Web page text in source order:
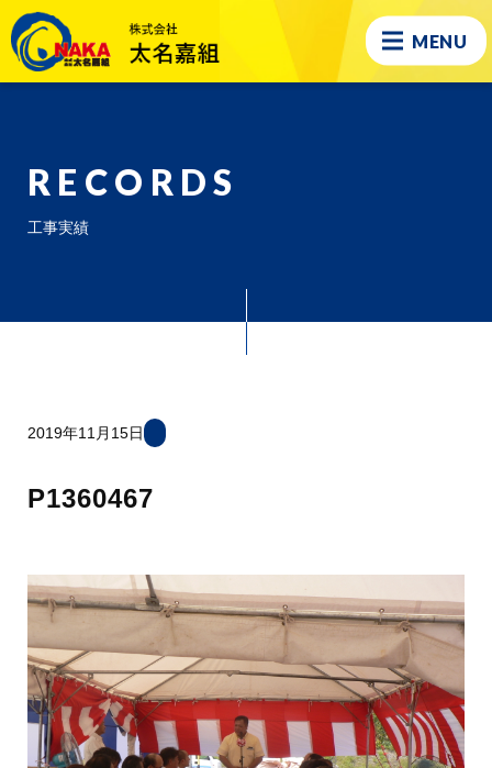
MENU
RECORDS
工事実績
2019年11月15日
P1360467